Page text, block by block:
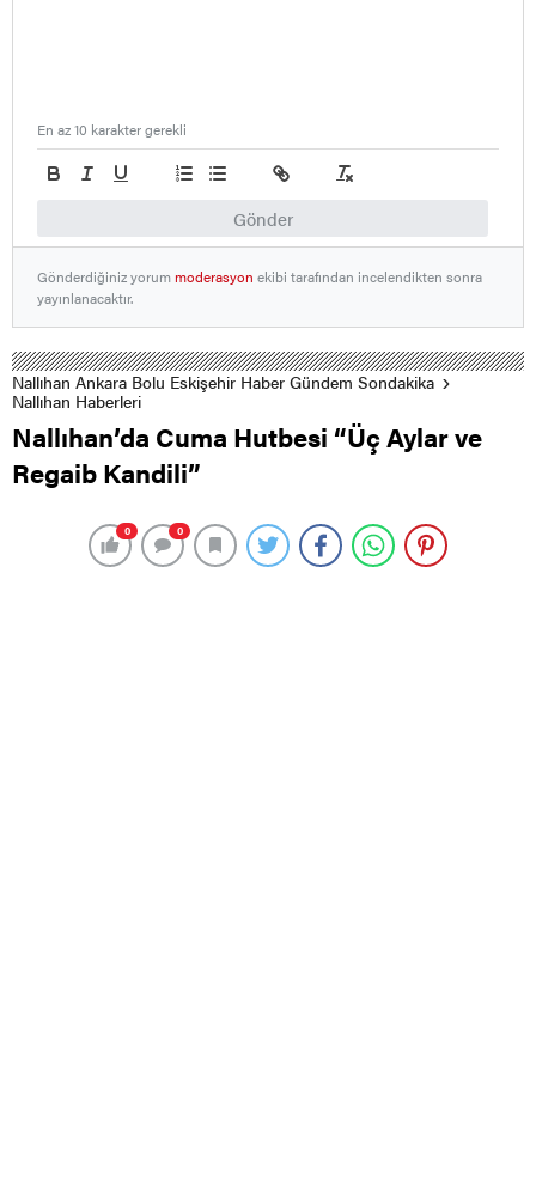
Gönder
En az 10 karakter gerekli
Gönderdiğiniz yorummoderasyon ekibi tarafından incelendikten sonra
yayınlanacaktır.
Nallıhan Ankara Bolu Eskişehir Haber Gündem Sondakika
Nallıhan Haberleri
Nallıhan’da Cuma Hutbesi “Üç Aylar ve
Regaib Kandili”
0 0